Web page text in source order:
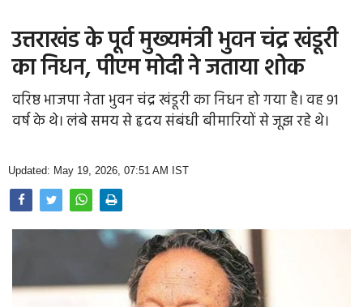
Office Office
Farm & Food
Opinion
Health & Lifestyle
उत्तराखंड के पूर्व मुख्‍यमंत्री भुवन चंद्र खंडूरी
का निधन, पीएम मोदी ने जताया शोक
वरिष्ठ भाजपा नेता भुवन चंद्र खंडूरी का निधन हो गया है। वह 91
वर्ष के थे। लंबे समय से हृदय संबंधी बीमारियों से जूझ रहे थे।
Updated: May 19, 2026, 07:51 AM IST